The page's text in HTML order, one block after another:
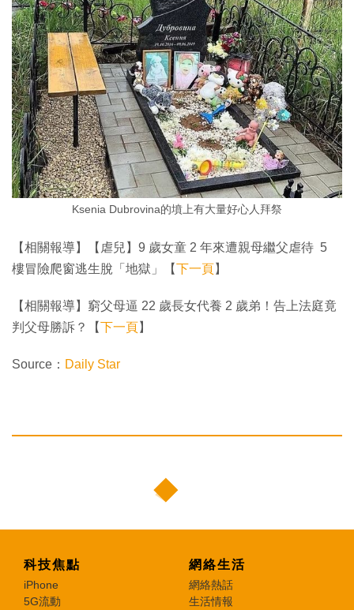
Ksenia Dubrovina的墳上有大量好心人拜祭
【相關報導】【虐兒】9 歲女童 2 年來遭親母繼父虐待 5
樓冒險爬窗逃生脫「地獄」【下一頁】
【相關報導】窮父母逼 22 歲長女代養 2 歲弟！告上法庭竟
判父母勝訴？【下一頁】
Source： Daily Star
科技焦點
iPhone
5G流動
網絡生活
網絡熱話
生活情報